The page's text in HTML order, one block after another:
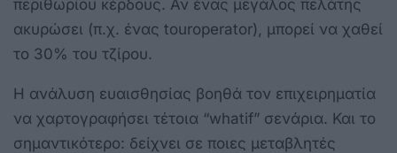
περιθωρίου κέρδους. Αν ένας μεγάλος πελάτης
ακυρώσει (π.χ. ένας touroperator), μπορεί να χαθεί
το 30% του τζίρου.
Η ανάλυση ευαισθησίας βοηθά τον επιχειρηματία
να χαρτογραφήσει τέτοια “whatif” σενάρια. Και το
σημαντικότερο: δείχνει σε ποιες μεταβλητές